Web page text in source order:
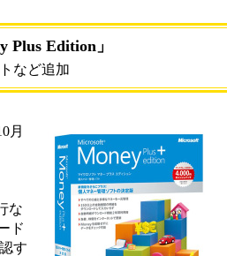
Plus Edition」
など追加
月
な
ド
す